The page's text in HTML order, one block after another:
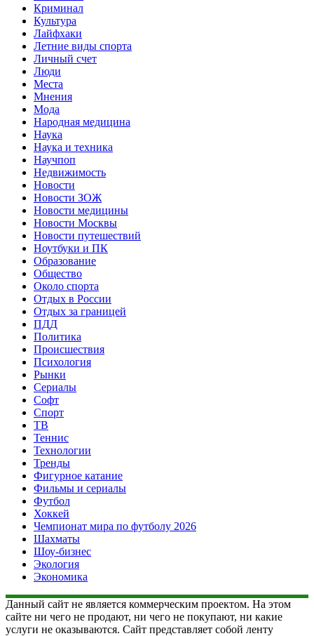
Криминал
Культура
Лайфхаки
Летние виды спорта
Личный счет
Люди
Места
Мнения
Мода
Народная медицина
Наука
Наука и техника
Научпоп
Недвижимость
Новости
Новости ЗОЖ
Новости медицины
Новости Москвы
Новости путешествий
Ноутбуки и ПК
Образование
Общество
Около спорта
Отдых в России
Отдых за границей
ПДД
Политика
Происшествия
Психология
Рынки
Сериалы
Софт
Спорт
ТВ
Теннис
Технологии
Тренды
Фигурное катание
Фильмы и сериалы
Футбол
Хоккей
Чемпионат мира по футболу 2026
Шахматы
Шоу-бизнес
Экология
Экономика
Данный сайт не является коммерческим проектом. На этом
сайте ни чего не продают, ни чего не покупают, ни какие
услуги не оказываются. Сайт представляет собой ленту